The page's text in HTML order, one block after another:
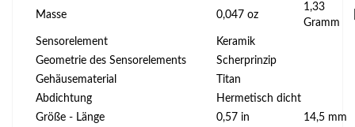
Masse 0,047 oz
1,33
Gramm
Sensorelement
Keramik
Geometrie des Sensorelements
Scherprinzip
Gehäusematerial
Titan
Abdichtung
Hermetisch dicht
Größe - Länge
0,57 in
14,5 mm